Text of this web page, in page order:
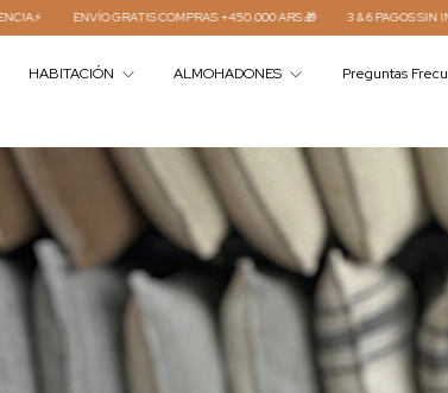
COMPRAS +450.000 ARS 🎁 3 & 6 PAGOS SIN INTERES 💳 15 %
HABITACIÓN ALMOHADONES Preguntas